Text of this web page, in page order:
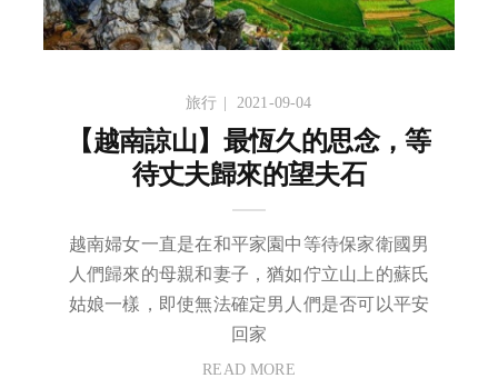
旅行 2021-09-04
【越南諒山】最恆久的思念，等
待丈夫歸來的望夫石
越南婦女一直是在和平家園中等待保家衛國男
人們歸來的母親和妻子，猶如佇立山上的蘇氏
姑娘一樣，即使無法確定男人們是否可以平安
回家
READ MORE